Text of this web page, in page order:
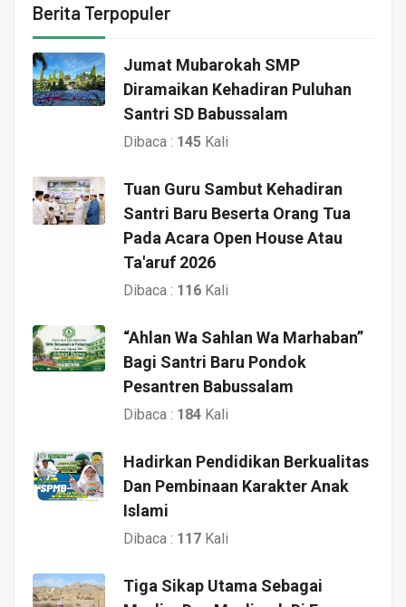
Berita Terpopuler
Jumat Mubarokah SMP
Diramaikan Kehadiran Puluhan
Santri SD Babussalam
Dibaca : 145 Kali
Tuan Guru Sambut Kehadiran
Santri Baru Beserta Orang Tua
Pada Acara Open House Atau
Ta'aruf 2026
Dibaca : 116 Kali
“Ahlan Wa Sahlan Wa Marhaban”
Bagi Santri Baru Pondok
Pesantren Babussalam
Dibaca : 184 Kali
Hadirkan Pendidikan Berkualitas
Dan Pembinaan Karakter Anak
Islami
Dibaca : 117 Kali
Tiga Sikap Utama Sebagai